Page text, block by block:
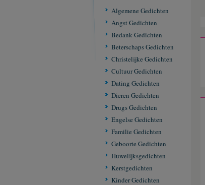
Algemene Gedichten
Angst Gedichten
Bedank Gedichten
Beterschaps Gedichten
Christelijke Gedichten
Cultuur Gedichten
Dating Gedichten
Dieren Gedichten
Drugs Gedichten
Engelse Gedichten
Familie Gedichten
Geboorte Gedichten
Huwelijksgedichten
Kerstgedichten
Kinder Gedichten